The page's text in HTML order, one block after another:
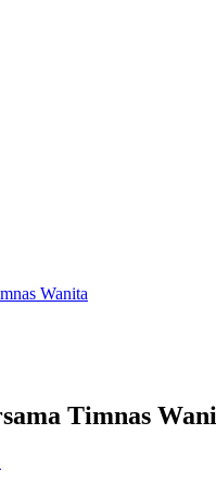
Wanita
Timnas